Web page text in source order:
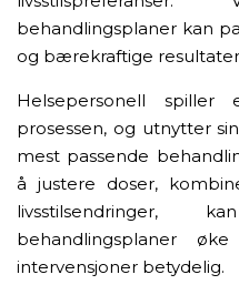
behandlingsplaner kan
og bærekraftige
Helsepersonell
prosessen, og utnytter
mest passende
å justere doser,
livsstilsendringer,
behandlingsplaner
intervensjoner betydelig.